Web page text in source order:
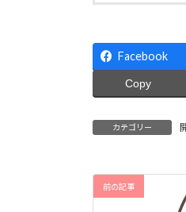
Facebook
Copy
カテゴリー
前の記事